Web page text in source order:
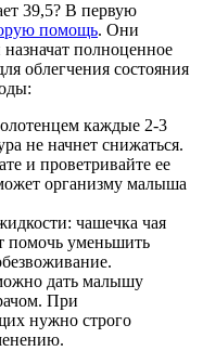
39,5? В первую
помощь. Они
полноценное
облегчения состояния
каждые 2-3
не начнет снижаться.
и проветривайте ее
организму малыша
чашечка чая
помочь уменьшить
дать малышу
При
нужно строго